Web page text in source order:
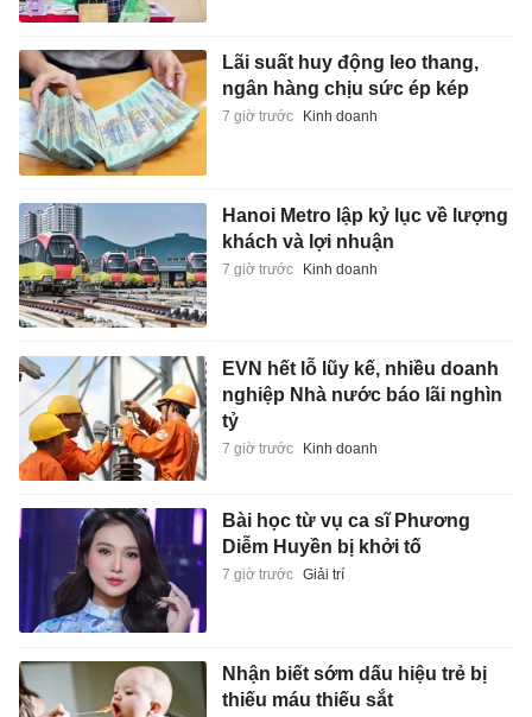
Lãi suất huy động leo thang,
ngân hàng chịu sức ép kép
7 giờ trước Kinh doanh
Hanoi Metro lập kỷ lục về lượng
khách và lợi nhuận
7 giờ trước Kinh doanh
EVN hết lỗ lũy kế, nhiều doanh
nghiệp Nhà nước báo lãi nghìn
tỷ
7 giờ trước Kinh doanh
Bài học từ vụ ca sĩ Phương
Diễm Huyền bị khởi tố
7 giờ trước Giải trí
Nhận biết sớm dấu hiệu trẻ bị
thiếu máu thiếu sắt